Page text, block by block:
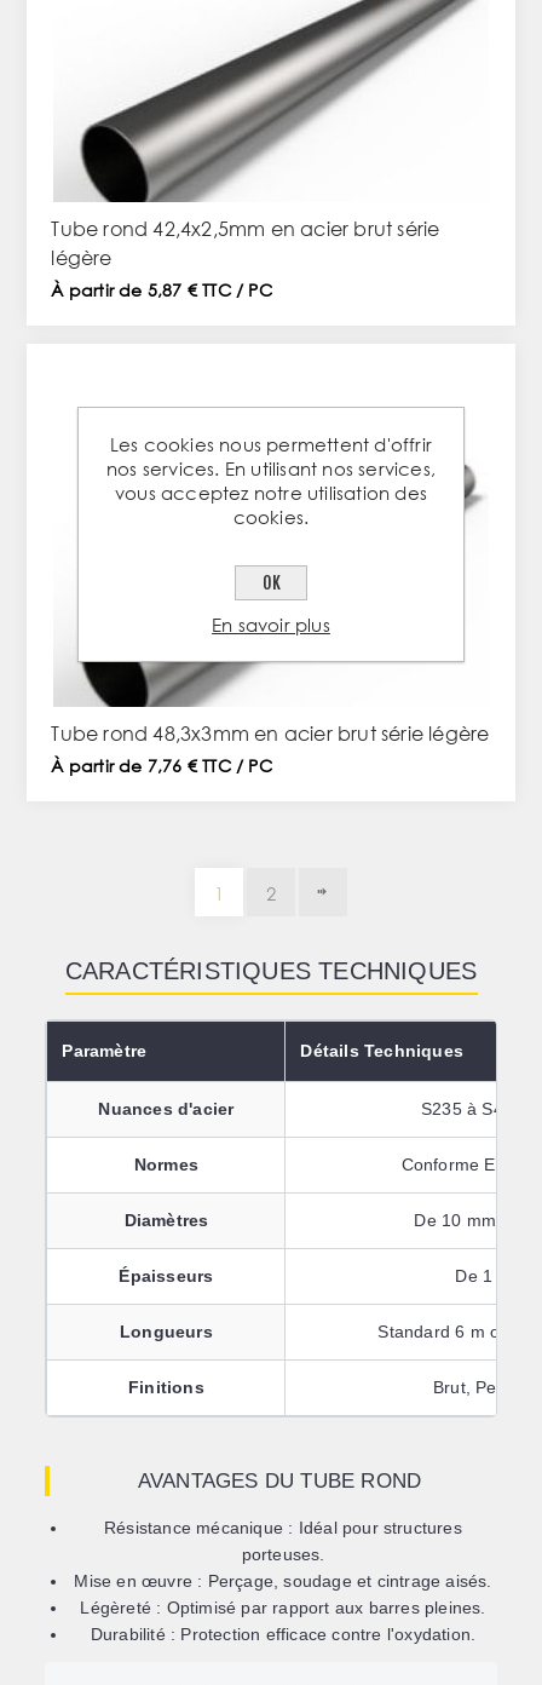
Tube rond 42,4x2,5mm en acier brut série
légère
À partir de 5,87 € TTC / PC
Tube rond 48,3x3mm en acier brut série légère
À partir de 7,76 € TTC / PC
1 2
CARACTÉRISTIQUES TECHNIQUES
Paramètre Détails Techniques
Nuances d'acier S235 à S460
Normes Conforme EN
Diamètres De 10 mm à
Épaisseurs De 1 mm
Longueurs Standard 6 m ou
Finitions Brut, Peint
AVANTAGES DU TUBE ROND
Résistance mécanique : Idéal pour structures
porteuses.
Mise en œuvre : Perçage, soudage et cintrage aisés.
Légèreté : Optimisé par rapport aux barres pleines.
Durabilité : Protection efficace contre l'oxydation.
Les cookies nous permettent d'offrir
nos services. En utilisant nos services,
vous acceptez notre utilisation des
cookies.
OK
En savoir plus